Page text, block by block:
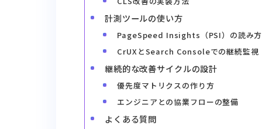
計測ツールの使い方
PageSpeed Insights（PSI）の読み方
CrUXとSearch Consoleでの継続監視
継続的な改善サイクルの設計
優先度マトリクスの作り方
エンジニアとの協業フローの整備
よくある質問